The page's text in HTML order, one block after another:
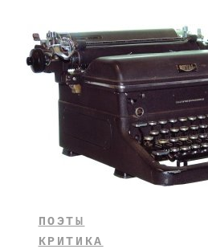
ПОЭТЫ
КРИТИКА